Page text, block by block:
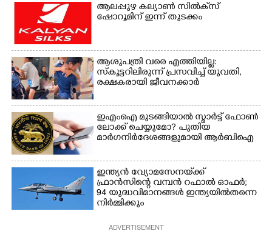
ആലപ്പുഴ കല്യാൺ സിൽക്‌സ്
ഷോറൂമിന് ഇന്ന് തുടക്കം
ആശുപത്രി വരെ എത്തിയില്ല:
സ്കൂട്ടറിലിരുന്ന് പ്രസവിച്ച് യുവതി,
രക്ഷകരായി ജീവനക്കാർ
ഇഎംഐ മുടങ്ങിയാൽ സ്മാർട്ട് ഫോൺ
ലോക്ക് ചെയ്യുമോ? പുതിയ
മാർഗനിർദേശങ്ങളുമായി ആർബിഐ
ഇന്ത്യൻ വ്യോമസേനയ്‌ക്ക്
ഫ്രാൻസിന്റെ വമ്പൻ റഫാൽ ഓഫർ;
94 യുദ്ധവിമാനങ്ങൾ ഇന്ത്യയിൽതന്നെ
നിർ‌മ്മിക്കും
ADVERTISEMENT